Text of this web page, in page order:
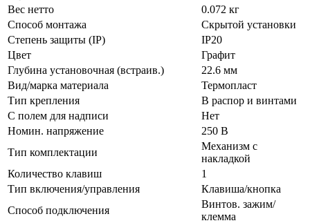
Вес нетто
0.072 кг
Способ монтажа
Скрытой установки
Степень защиты (IP)
IP20
Цвет
Графит
Глубина установочная (встраив.)
22.6 мм
Вид/марка материала
Термопласт
Тип крепления
В распор и винтами
С полем для надписи
Нет
Номин. напряжение
250 В
Тип комплектации
Механизм с
накладкой
Количество клавиш
1
Тип включения/управления
Клавиша/кнопка
Способ подключения
Винтов. зажим/
клемма